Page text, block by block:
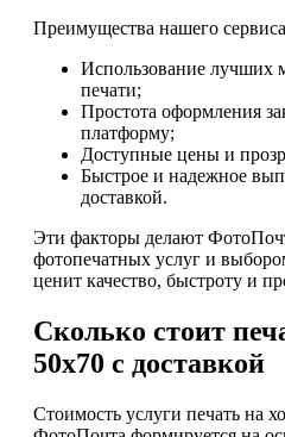
Преимущества нашего
Использование лучших
печати;
Простота оформления
платформу;
Доступные цены и
Быстрое и надежное
доставкой.
Эти факторы делают
фотопечатных услуг и
ценит качество, быстроту и
Сколько стоит
50х70 с доставкой
Стоимость услуги печать на